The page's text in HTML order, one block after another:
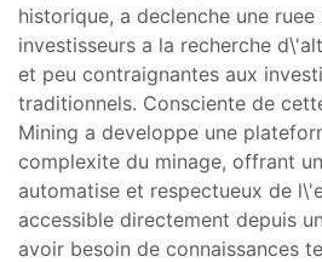
historique, a declenche une
investisseurs a la recherche
et peu contraignantes aux
traditionnels. Consciente de
Mining a developpe une
complexite du minage, offrant
automatise et respectueux de
accessible directement depuis
avoir besoin de connaissances